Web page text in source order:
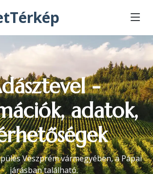
-
adatok,
Veszprém vármegyében, a Pápai
járásban található.